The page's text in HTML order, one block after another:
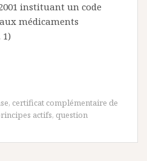
instituant un code
médicaments
, certificat complémentaire de
actifs, question